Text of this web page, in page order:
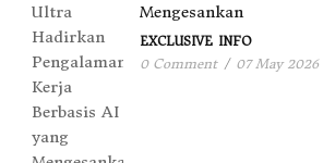
Mengesankan
EXCLUSIVE INFO
0 Comment / 07 May 2026